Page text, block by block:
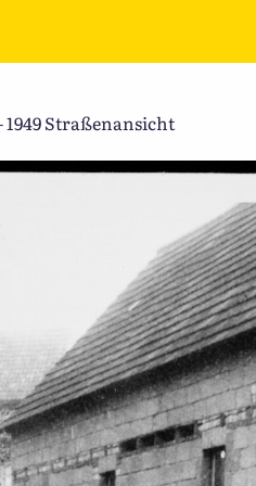
Straßenansicht